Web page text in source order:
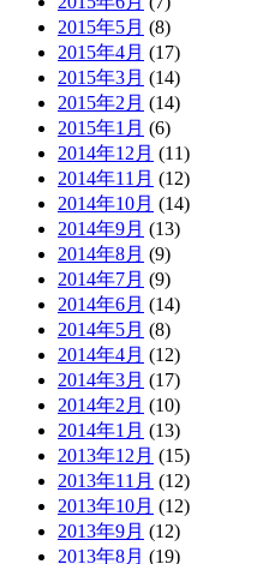
2015年5月 (8)
2015年4月 (17)
2015年3月 (14)
2015年2月 (14)
2015年1月 (6)
2014年12月 (11)
2014年11月 (12)
2014年10月 (14)
2014年9月 (13)
2014年8月 (9)
2014年7月 (9)
2014年6月 (14)
2014年5月 (8)
2014年4月 (12)
2014年3月 (17)
2014年2月 (10)
2014年1月 (13)
2013年12月 (15)
2013年11月 (12)
2013年10月 (12)
2013年9月 (12)
2013年8月 (19)